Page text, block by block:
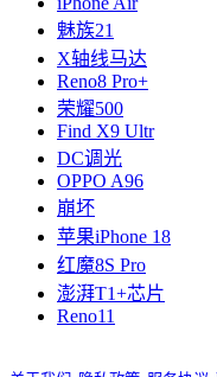
魅族21
X轴线马达
Reno8 Pro+
荣耀500
Find X9 Ultr
DC调光
OPPO A96
崩坏
苹果iPhone 18
红魔8S Pro
澎湃T1+芯片
Reno11